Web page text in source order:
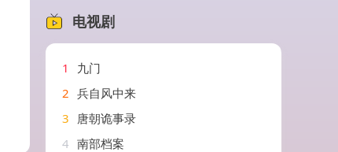
电视剧
1
九门
2 兵自风中来
3 唐朝诡事录
4 南部档案